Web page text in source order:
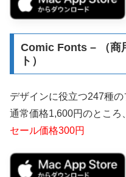
Comic Fonts – （商
ト）
デザインに役立つ247種の
通常価格1,600円のところ、
セール価格300円